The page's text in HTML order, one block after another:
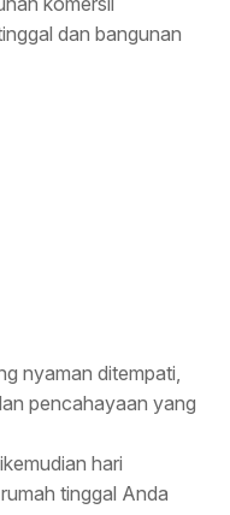
dan bangunan
nyaman ditempati,
pencahayaan yang
hari
tinggal Anda